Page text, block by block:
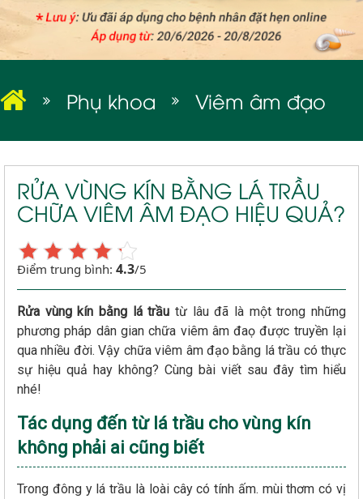
Phụ khoa Viêm âm đạo
RỬA VÙNG KÍN BẰNG LÁ TRẦU
CHỮA VIÊM ÂM ĐẠO HIỆU QUẢ?
Điểm trung bình: 4.3/5
Rửa vùng kín bằng lá trầu từ lâu đã là một trong những
phương pháp dân gian chữa viêm âm đaọ được truyền lại
qua nhiều đời. Vậy chữa viêm âm đạo bằng lá trầu có thực
sự hiệu quả hay không? Cùng bài viết sau đây tìm hiểu
nhé!
Tác dụng đến từ lá trầu cho vùng kín
không phải ai cũng biết
Trong đông y lá trầu là loài cây có tính ấm. mùi thơm có vị